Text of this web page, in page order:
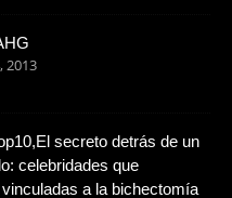
2013
secreto detrás de un
celebridades que
a la bichectomía